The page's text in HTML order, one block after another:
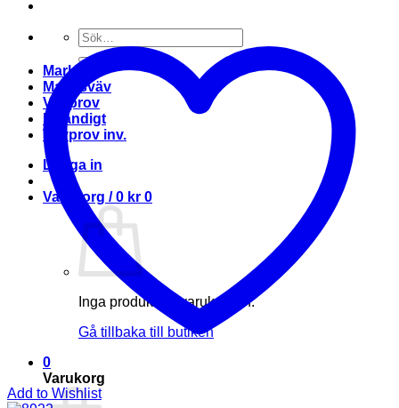
Sök
efter:
Markis
Markisväv
Vävprov
Invändigt
Vävprov inv.
Logga in
Varukorg /0 kr 0
Inga produkter i varukorgen.
Gå tillbaka till butiken
0
Varukorg
Add to Wishlist